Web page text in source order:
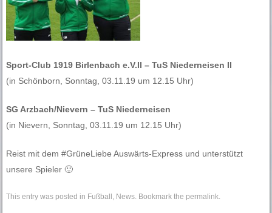
Sport-Club 1919 Birlenbach e.V.II – TuS Niederneisen II
(in Schönborn, Sonntag, 03.11.19 um 12.15 Uhr)
SG Arzbach/Nievern – TuS Niederneisen
(in Nievern, Sonntag, 03.11.19 um 12.15 Uhr)
Reist mit dem #GrüneLiebe Auswärts-Express und unterstützt
unsere Spieler 🙂
This entry was posted in Fußball News . Bookmark the permalink